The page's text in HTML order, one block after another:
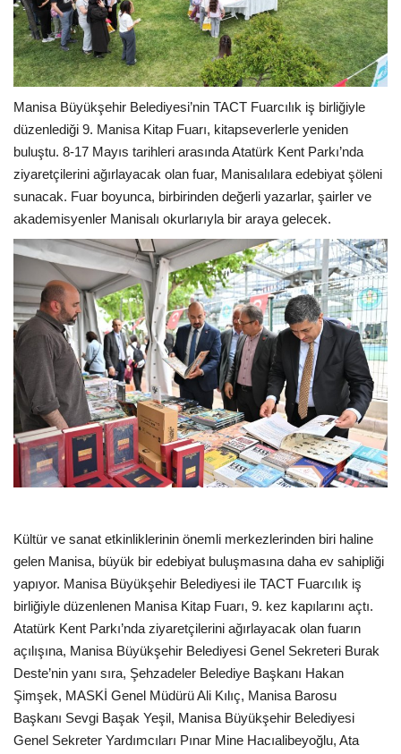
Manisa Büyükşehir Belediyesi’nin TACT Fuarcılık iş birliğiyle
düzenlediği 9. Manisa Kitap Fuarı, kitapseverlerle yeniden
buluştu. 8-17 Mayıs tarihleri arasında Atatürk Kent Parkı’nda
ziyaretçilerini ağırlayacak olan fuar, Manisalılara edebiyat şöleni
sunacak. Fuar boyunca, birbirinden değerli yazarlar, şairler ve
akademisyenler Manisalı okurlarıyla bir araya gelecek.
Kültür ve sanat etkinliklerinin önemli merkezlerinden biri haline
gelen Manisa, büyük bir edebiyat buluşmasına daha ev sahipliği
yapıyor. Manisa Büyükşehir Belediyesi ile TACT Fuarcılık iş
birliğiyle düzenlenen Manisa Kitap Fuarı, 9. kez kapılarını açtı.
Atatürk Kent Parkı’nda ziyaretçilerini ağırlayacak olan fuarın
açılışına, Manisa Büyükşehir Belediyesi Genel Sekreteri Burak
Deste’nin yanı sıra, Şehzadeler Belediye Başkanı Hakan
Şimşek, MASKİ Genel Müdürü Ali Kılıç, Manisa Barosu
Başkanı Sevgi Başak Yeşil, Manisa Büyükşehir Belediyesi
Genel Sekreter Yardımcıları Pınar Mine Hacıalibeyoğlu, Ata